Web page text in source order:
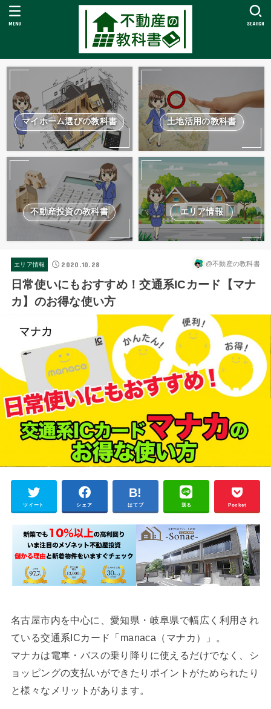
SEARCH
MENU
マイホーム選びの教科書 土地活用の教科書
不動産投資の教科書 エリア情報
エリア情報 2020.10.28 @不動産の教科書
日常使いにもおすすめ！交通系ICカード【マナ
カ】のお得な使い方
ツイート シェア はてブ 送る Pocket
名古屋市内を中心に、愛知県・岐阜県で幅広く利用され
ている交通系ICカード「manaca（マナカ）」。
マナカは電車・バスの乗り降りに使えるだけでなく、シ
ョッピングの支払いができたりポイントがためられたり
と様々なメリットがあります。